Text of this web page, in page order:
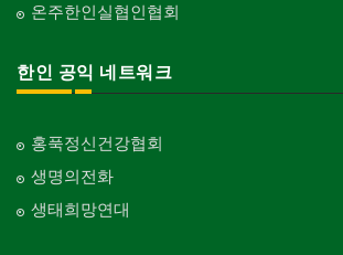
온주한인실협인협회
한인 공익 네트워크
홍푹정신건강협회
생명의전화
생태희망연대